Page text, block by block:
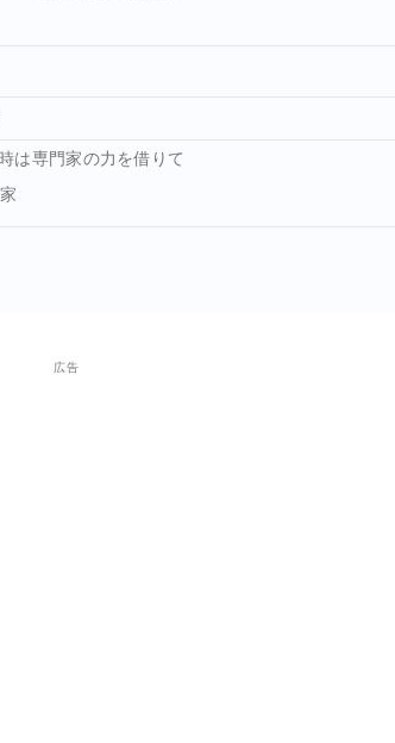
は専門家の力を借りて
広告